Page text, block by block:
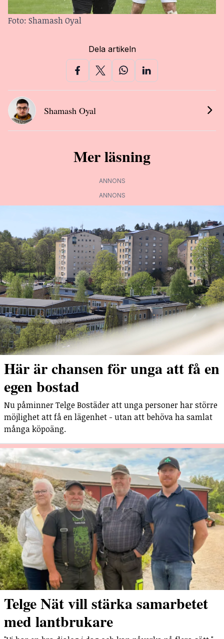
Foto: Shamash Oyal
Dela artikeln
Shamash Oyal
Mer läsning
ANNONS
ANNONS
Här är chansen för unga att få en
egen bostad
Nu påminner Telge Bostäder att unga personer har större
möjlighet att få en lägenhet - utan att behöva ha samlat
många köpoäng.
Telge Nät vill stärka samarbetet
med lantbrukare